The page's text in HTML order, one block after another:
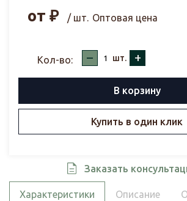
от ₽ / шт. Оптовая цена
Кол-во: – шт. +
В корзину
Купить в один клик
Заказать
Характеристики Описание